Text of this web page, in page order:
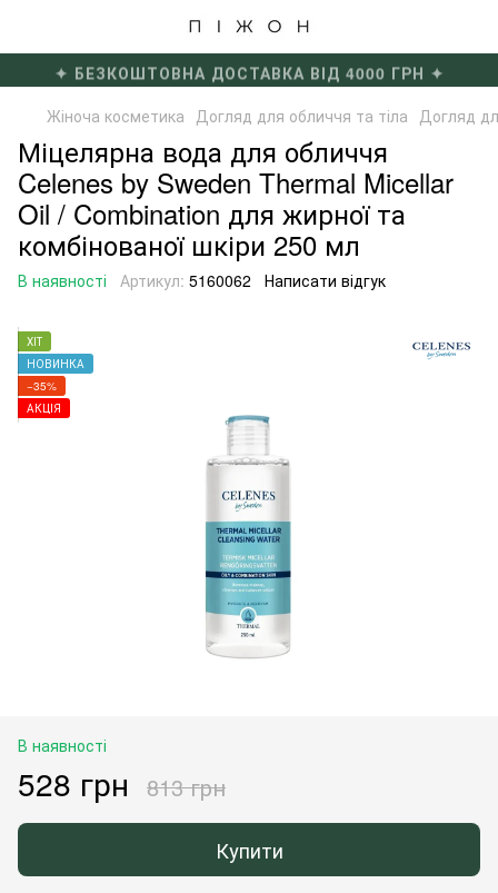
✦ БЕЗКОШТОВНА ДОСТАВКА ВІД 4000 ГРН ✦
Жіноча косметика Догляд для обличчя та тіла Догляд
Міцелярна вода для обличчя
Celenes by Sweden Thermal Micellar
Oil / Combination для жирної та
комбінованої шкіри 250 мл
В наявності Артикул: 5160062 Написати відгук
ХІТ
НОВИНКА
−35%
АКЦІЯ
В наявності
528 грн 813 грн
Купити